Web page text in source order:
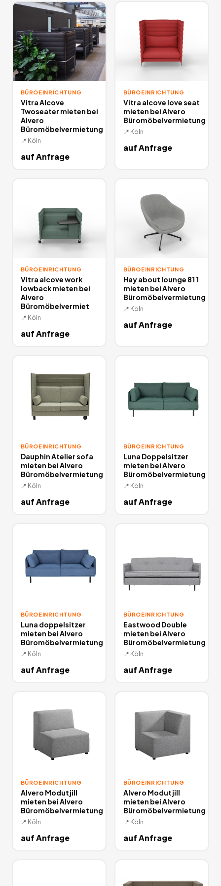
BÜROEINRICHTUNG
Vitra Alcove
Twoseater mieten bei
Alvero
Büromöbelvermietung
📍 Köln
auf Anfrage
BÜROEINRICHTUNG
Vitra alcove love seat
mieten bei Alvero
Büromöbelvermietung
📍 Köln
auf Anfrage
BÜROEINRICHTUNG
Vitra alcove work
lowback mieten bei
Alvero
Büromöbelvermiet
📍 Köln
auf Anfrage
BÜROEINRICHTUNG
Hay about lounge 81 1
mieten bei Alvero
Büromöbelvermietung
📍 Köln
auf Anfrage
BÜROEINRICHTUNG
Dauphin Atelier sofa
mieten bei Alvero
Büromöbelvermietung
📍 Köln
auf Anfrage
BÜROEINRICHTUNG
Luna Doppelsitzer
mieten bei Alvero
Büromöbelvermietung
📍 Köln
auf Anfrage
BÜROEINRICHTUNG
Luna doppelsitzer
mieten bei Alvero
Büromöbelvermietung
📍 Köln
auf Anfrage
BÜROEINRICHTUNG
Eastwood Double
mieten bei Alvero
Büromöbelvermietung
📍 Köln
auf Anfrage
BÜROEINRICHTUNG
Alvero Modutjill
mieten bei Alvero
Büromöbelvermietung
📍 Köln
auf Anfrage
BÜROEINRICHTUNG
Alvero Modutjill
mieten bei Alvero
Büromöbelvermietung
📍 Köln
auf Anfrage